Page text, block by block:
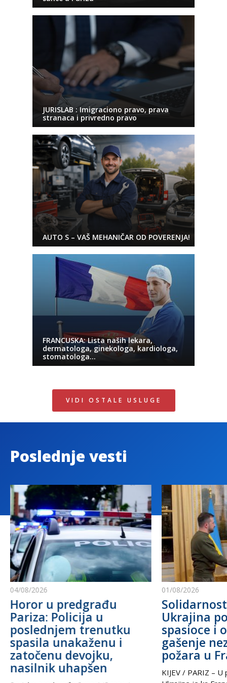
JURISLAB : Imigraciono pravo, prava
stranaca i privredno pravo
AUTO S – VAŠ MEHANIČAR OD POVERENJA!
FRANCUSKA: Lista naših lekara,
dermatologa, ginekologa, kardiologa,
stomatologa…
VIDI OSTALE USLUGE
Poslednje vesti
04/08/2026
Horor u predgrađu
Pariza: Policija u
poslednjem trenutku
spasila unakaženu i
zatočenu devojku,
nasilnik uhapšen
01/08/2026
Ukrajina
spasioce i
gašenje
požara u
KIJEV / PARIZ –